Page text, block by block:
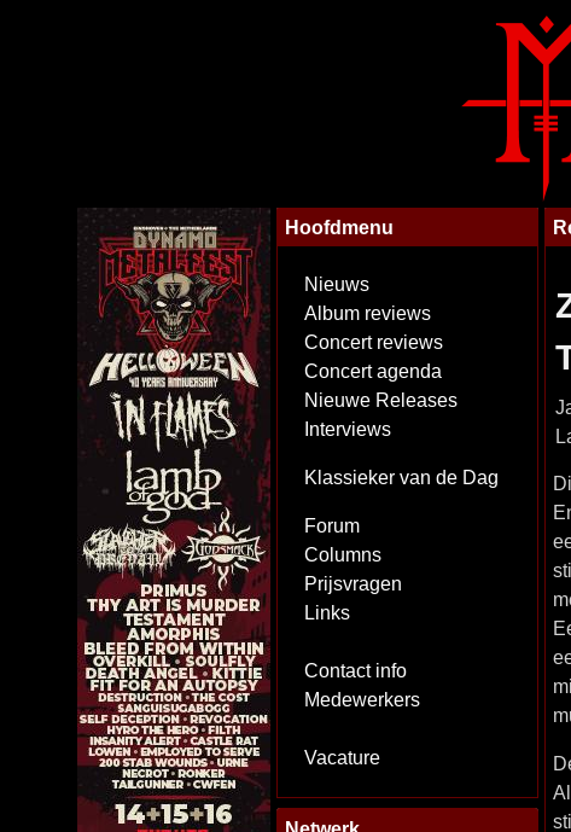
Hoofdmenu
Nieuws
Album reviews
Concert reviews
Concert agenda
Nieuwe Releases
Interviews
Klassieker van de Dag
Forum
Columns
Prijsvragen
Links
Contact info
Medewerkers
Vacature